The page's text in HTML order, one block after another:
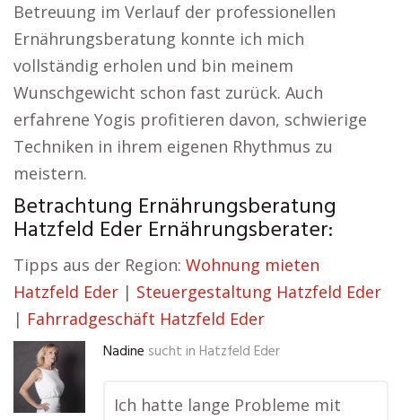
Betreuung im Verlauf der professionellen
Ernährungsberatung konnte ich mich
vollständig erholen und bin meinem
Wunschgewicht schon fast zurück. Auch
erfahrene Yogis profitieren davon, schwierige
Techniken in ihrem eigenen Rhythmus zu
meistern.
Betrachtung Ernährungsberatung
Hatzfeld Eder Ernährungsberater:
Tipps aus der Region: Wohnung mieten
Hatzfeld Eder | Steuergestaltung Hatzfeld Eder
| Fahrradgeschäft Hatzfeld Eder
Nadine sucht in Hatzfeld Eder
Ich hatte lange Probleme mit